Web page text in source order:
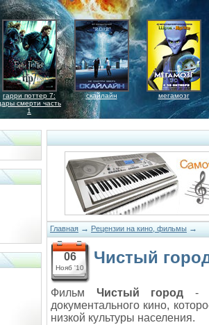
гарри поттер 7:
смерти часть
1
скайлайн мегамозг
Главная → Рецензии на кино, фильмы →
06
Нояб '10
Чистый
Фильм Чистый город -
документального кино,
низкой культуры населения.